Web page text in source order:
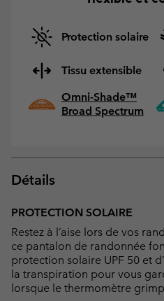
Protection solaire
Tissu extensible
Omni-Shade™
Broad Spectrum
Détails
PROTECTION SOLAIRE
Restez à l’aise lors de vos
ce pantalon de randonnée
protection solaire UPF 50 et
la transpiration pour vous
lorsque le thermomètre